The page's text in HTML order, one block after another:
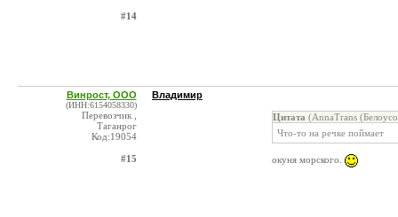
#14
Винрост, ООО
(ИНН:6154058330)
Перевозчик ,
Таганрог
Код:19054
#15
Владимир
Цитата (AnnaTrans
Что-то на речке поймает
окуня морского.